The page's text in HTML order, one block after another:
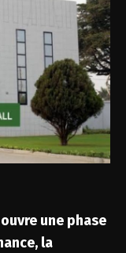
une phase
la